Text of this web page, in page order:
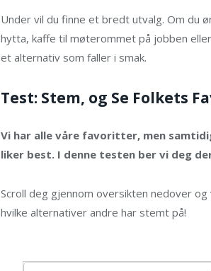
Under vil du finne et bredt utvalg. Om du
hytta, kaffe til møterommet på jobben
et alternativ som faller i smak.
Test: Stem, og Se Folkets
Vi har alle våre favoritter, men
liker best. I denne testen ber vi deg
Scroll deg gjennom oversikten nedover
hvilke alternativer andre har stemt på!